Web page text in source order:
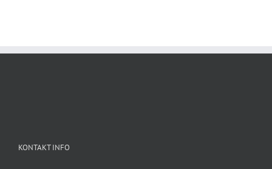
KONTAKT INFO